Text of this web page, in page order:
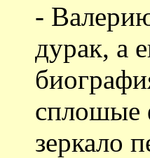
-
дурак, а
сплошые
зеркало